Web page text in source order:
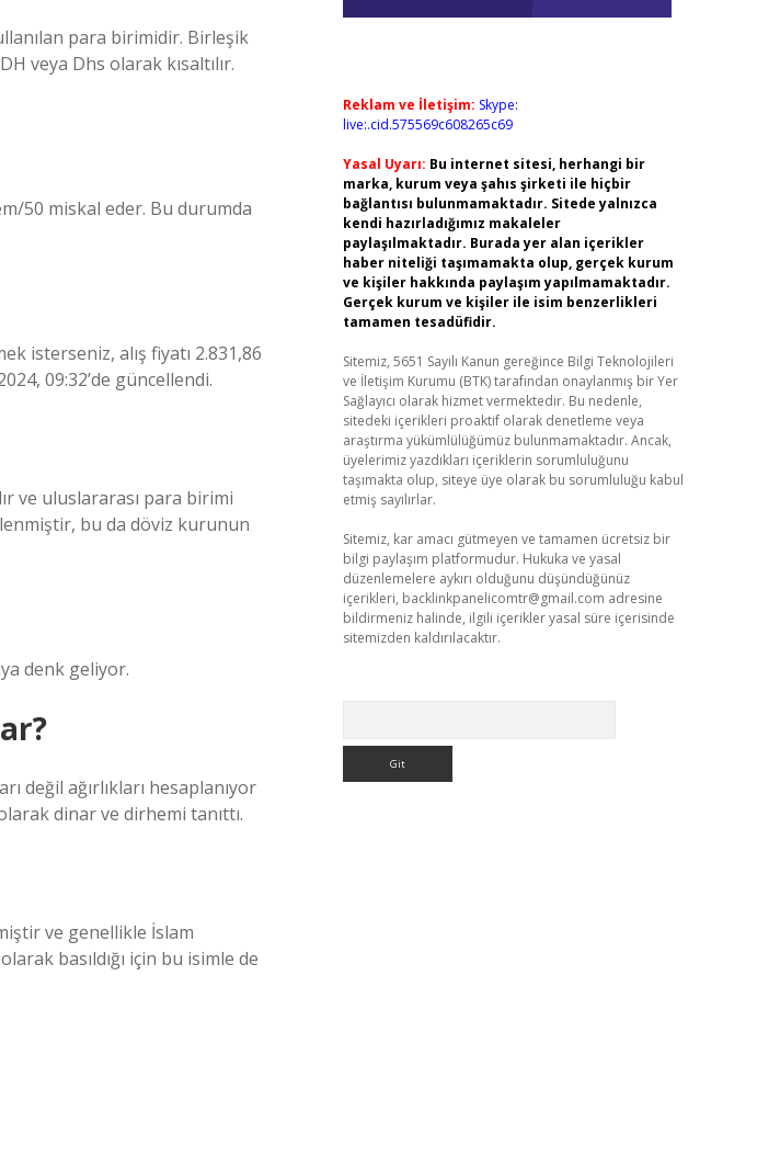
veya Dhs olarak kısaltılır.
50 miskal eder. Bu durumda
isterseniz, alış fiyatı 2.831,86
09:32’de güncellendi.
ve uluslararası para birimi
bu da döviz kurunun
denk geliyor.
değil ağırlıkları hesaplanıyor
dinar ve dirhemi tanıttı.
ve genellikle İslam
basıldığı için bu isimle de
Reklam ve İletişim: Skype:
live:.cid.575569c608265c69
Yasal Uyarı: Bu internet sitesi, herhangi bir
marka, kurum veya şahıs şirketi ile hiçbir
bağlantısı bulunmamaktadır. Sitede yalnızca
kendi hazırladığımız makaleler
paylaşılmaktadır. Burada yer alan içerikler
haber niteliği taşımamakta olup, gerçek kurum
ve kişiler hakkında paylaşım yapılmamaktadır.
Gerçek kurum ve kişiler ile isim benzerlikleri
tamamen tesadüfidir.
Sitemiz, 5651 Sayılı Kanun gereğince Bilgi Teknolojileri
ve İletişim Kurumu (BTK) tarafından onaylanmış bir Yer
Sağlayıcı olarak hizmet vermektedir. Bu nedenle,
sitedeki içerikleri proaktif olarak denetleme veya
araştırma yükümlülüğümüz bulunmamaktadır. Ancak,
üyelerimiz yazdıkları içeriklerin sorumluluğunu
taşımakta olup, siteye üye olarak bu sorumluluğu kabul
etmiş sayılırlar.
Sitemiz, kar amacı gütmeyen ve tamamen ücretsiz bir
bilgi paylaşım platformudur. Hukuka ve yasal
düzenlemelere aykırı olduğunu düşündüğünüz
içerikleri, backlinkpanelicomtr@gmail.com adresine
bildirmeniz halinde, ilgili içerikler yasal süre içerisinde
sitemizden kaldırılacaktır.